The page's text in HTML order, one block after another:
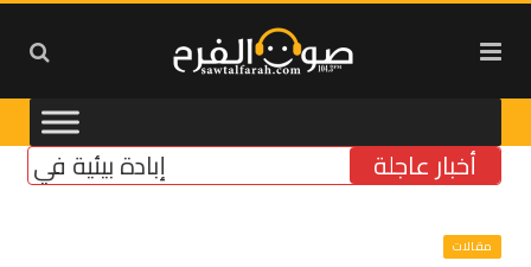
أخبار عاجلة إبادة بيئية في
مقالات